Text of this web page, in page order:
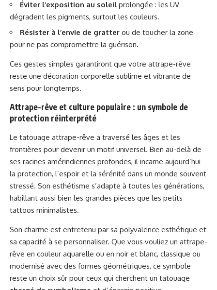
Éviter l’exposition au soleil prolongée : les UV
dégradent les pigments, surtout les couleurs.
Résister à l’envie de gratter ou de toucher la zone
pour ne pas compromettre la guérison.
Ces gestes simples garantiront que votre attrape-rêve
reste une décoration corporelle sublime et vibrante de
sens pour longtemps.
Attrape-rêve et culture populaire : un symbole de
protection réinterprété
Le tatouage attrape-rêve a traversé les âges et les
frontières pour devenir un motif universel. Bien au-delà de
ses racines amérindiennes profondes, il incarne aujourd’hui
la protection, l’espoir et la sérénité dans un monde souvent
stressé. Son esthétisme s’adapte à toutes les générations,
habillant aussi bien les grandes pièces que les petits
tattoos minimalistes.
Son charme est entretenu par sa polyvalence esthétique et
sa capacité à se personnaliser. Que vous vouliez un attrape-
rêve en couleur aquarelle ou en noir et blanc, classique ou
modernisé avec des formes géométriques, ce symbole
reste un choix sûr pour ceux qui cherchent un tatouage